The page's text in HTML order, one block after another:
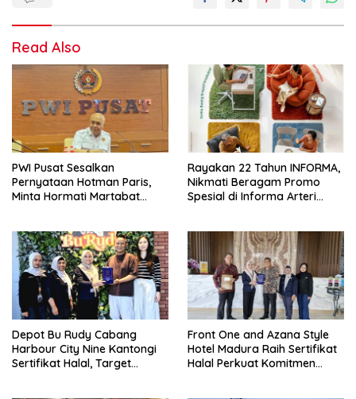
Read Also
PWI Pusat Sesalkan
Pernyataan Hotman Paris,
Minta Hormati Martabat
Rayakan 22 Tahun INFORMA,
Nikmati Beragam Promo
Spesial di Informa Arteri
Depot Bu Rudy Cabang
Harbour City Nine Kantongi
Sertifikat Halal, Target
Front One and Azana Style
Hotel Madura Raih Sertifikat
Halal Perkuat Komitmen